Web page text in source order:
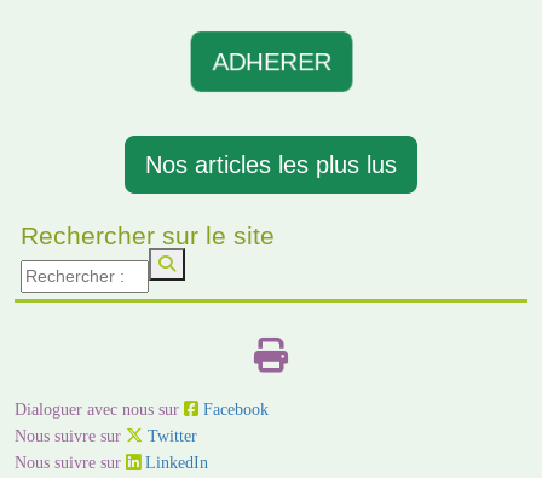
ADHERER
Nos articles les plus lus
Rechercher sur le site
Dialoguer avec nous sur
Facebook
Nous suivre sur
Twitter
Nous suivre sur
LinkedIn